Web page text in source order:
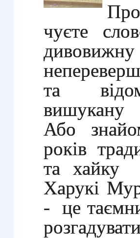
чуєте
та
вишукану
Або
років
та хайку
Харукі
- це